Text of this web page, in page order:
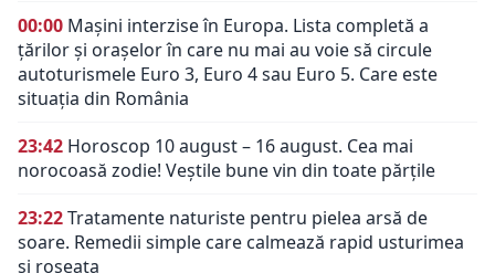
00:00 Mașini interzise în Europa. Lista completă a
țărilor și orașelor în care nu mai au voie să circule
autoturismele Euro 3, Euro 4 sau Euro 5. Care este
situația din România
23:42 Horoscop 10 august – 16 august. Cea mai
norocoasă zodie! Veștile bune vin din toate părțile
23:22Tratamente naturiste pentru pielea arsă de
soare. Remedii simple care calmează rapid usturimea
și roșeața